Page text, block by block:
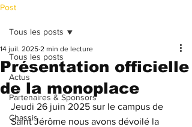
Post
Tous les posts
Actus
Partenaires & Sponsors
Chassis
Tous les posts
Présentation officielle
de la monoplace
14 juil. 2025 2 min de lecture
Jeudi 26 juin 2025 sur le campus de
Saint Jérôme nous avons dévoilé la